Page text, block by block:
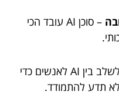
– סוכן AI עובד הכי
– לשלב בין AI לאנשים כדי
תדע להתמודד.